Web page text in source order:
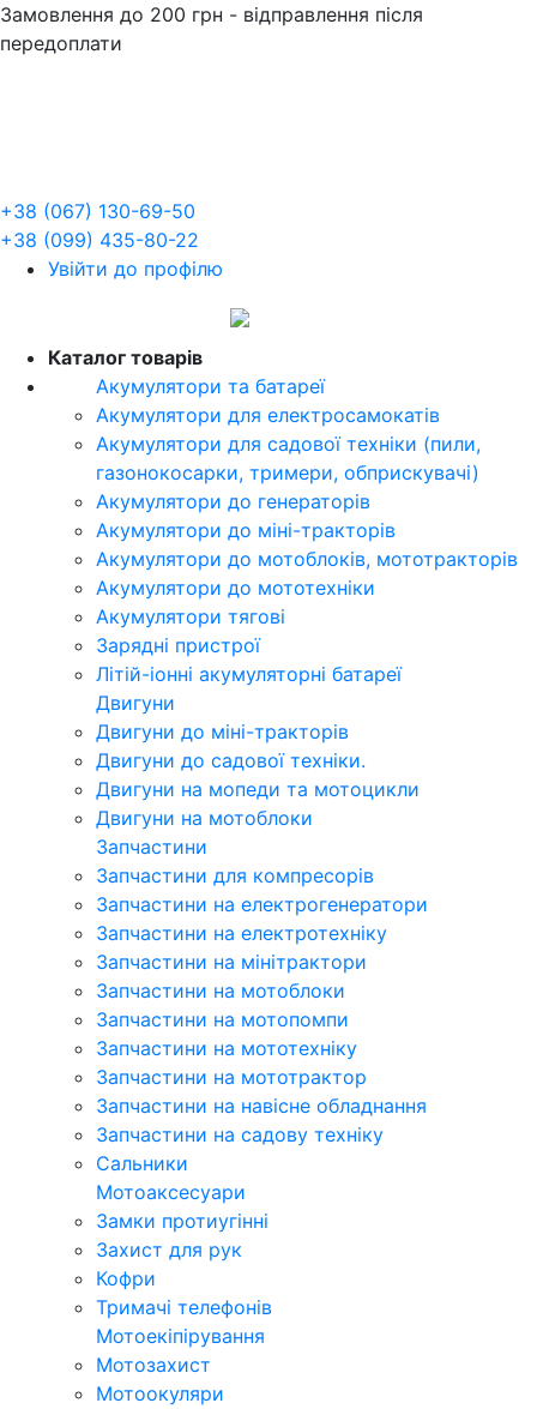
Замовлення до 200 грн - відправлення після
передоплати
+38 (067) 130-69-50
+38 (099) 435-80-22
Увійти до профілю
Каталог товарів
Акумулятори та батареї
Акумулятори для електросамокатів
Акумулятори для садової техніки (пили,
газонокосарки, тримери, обприскувачі)
Акумулятори до генераторів
Акумулятори до міні-тракторів
Акумулятори до мотоблоків, мототракторів
Акумулятори до мототехніки
Акумулятори тягові
Зарядні пристрої
Літій-іонні акумуляторні батареї
Двигуни
Двигуни до міні-тракторів
Двигуни до садової техніки.
Двигуни на мопеди та мотоцикли
Двигуни на мотоблоки
Запчастини
Запчастини для компресорів
Запчастини на електрогенератори
Запчастини на електротехніку
Запчастини на мінітрактори
Запчастини на мотоблоки
Запчастини на мотопомпи
Запчастини на мототехніку
Запчастини на мототрактор
Запчастини на навісне обладнання
Запчастини на садову техніку
Сальники
Мотоаксесуари
Замки протиугінні
Захист для рук
Кофри
Тримачі телефонів
Мотоекіпірування
Мотозахист
Мотоокуляри